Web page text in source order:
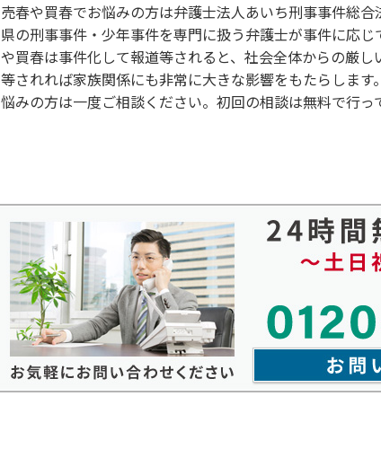
売春や買春でお悩みの方は弁護士法人あいち刑事事件総
県の刑事事件・少年事件を専門に扱う弁護士が事件に応
や買春は事件化して報道等されると、社会全体からの厳
等されれば家族関係にも非常に大きな影響をもたらしま
悩みの方は一度ご相談ください。初回の相談は無料で行っ